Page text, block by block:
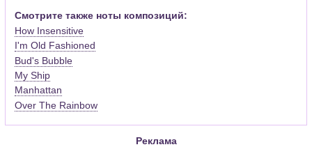
Смотрите также ноты композиций:
How Insensitive
I'm Old Fashioned
Bud's Bubble
My Ship
Manhattan
Over The Rainbow
Реклама